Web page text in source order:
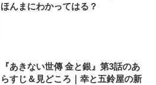
ほんまにわかってはる？
『あきない世傳 金と銀』第3話のあ
らすじ＆見どころ｜幸と五鈴屋の新